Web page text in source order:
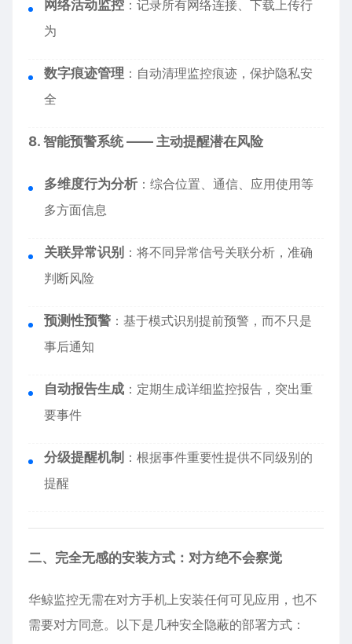
网络活动监控 ：记录所有网络连接、下载上传行
为
数字痕迹管理 ：自动清理监控痕迹，保护隐私安
全
8. 智能预警系统 —— 主动提醒潜在风险
多维度行为分析 ：综合位置、通信、应用使用等
多方面信息
关联异常识别 ：将不同异常信号关联分析，准确
判断风险
预测性预警 ：基于模式识别提前预警，而不只是
事后通知
自动报告生成 ：定期生成详细监控报告，突出重
要事件
分级提醒机制 ：根据事件重要性提供不同级别的
提醒
二、完全无感的安装方式：对方绝不会察觉
华鲸监控无需在对方手机上安装任何可见应用，也不
需要对方同意。以下是几种安全隐蔽的部署方式：